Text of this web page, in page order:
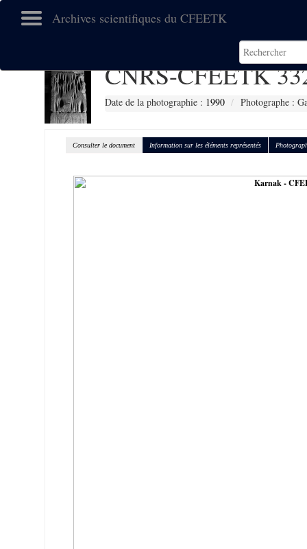
Archives scientifiques du CFEETK
CNRS-CFEETK
Date de la photographie : 1990 Photographe :
Consulter le document Information sur les éléments représentés